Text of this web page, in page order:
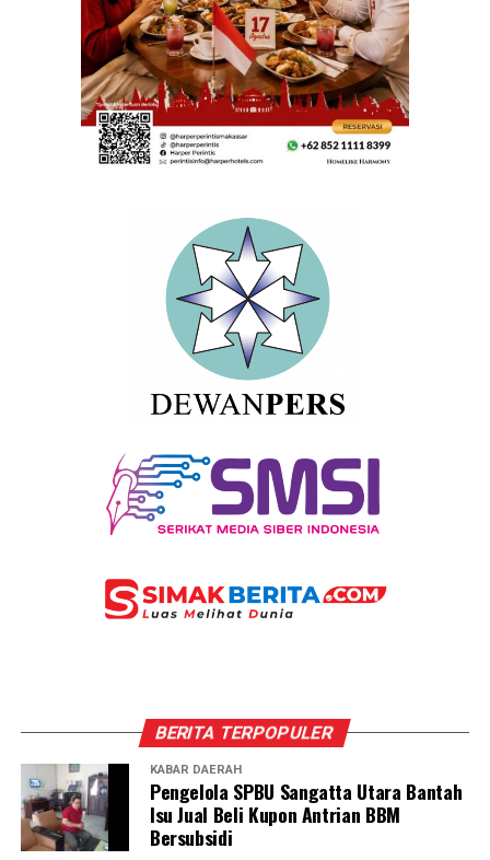
BERITA TERPOPULER
KABAR DAERAH
Pengelola SPBU Sangatta Utara Bantah
Isu Jual Beli Kupon Antrian BBM
Bersubsidi